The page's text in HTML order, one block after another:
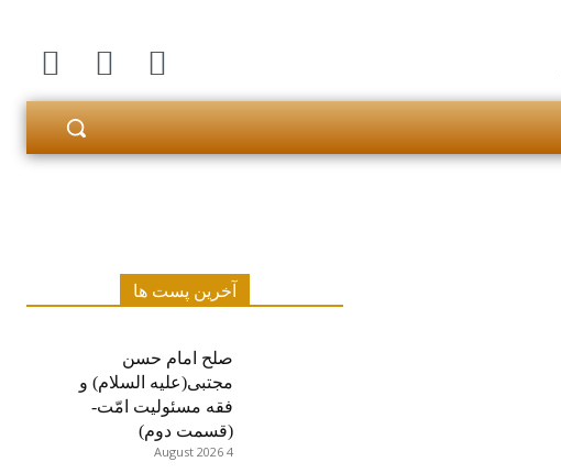
آخرین پست ها
صلح امام حسن
مجتبی(علیه السلام) و
فقه مسئولیت امّت-
(قسمت دوم)
4 August 2026